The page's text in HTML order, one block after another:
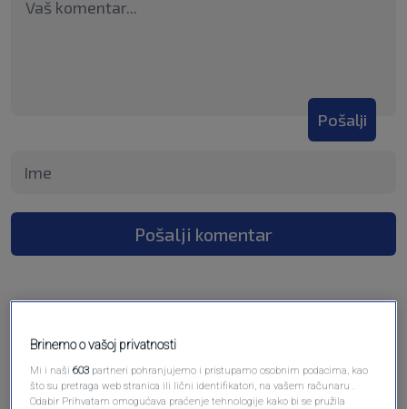
Pošalji
Pošalji komentar
Brinemo o vašoj privatnosti
Mi i naši603 partneri pohranjujemo i pristupamo osobnim podacima, kao
što su pretraga web stranica ili lični identifikatori, na vašem računaru .
Odabir Prihvatam omogućava praćenje tehnologije kako bi se pružila